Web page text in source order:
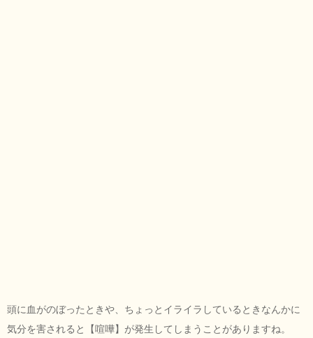
頭に血がのぼったときや、ちょっとイライラしているときなんかに
気分を害されると【喧嘩】が発生してしまうことがありますね。